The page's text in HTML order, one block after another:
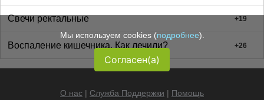
Свечи ректальные +19
Воспаление кишечника. Как лечили? +26
О нас | Служба Поддержки | Помощь
Мы используем cookies (подробнее).
Согласен(а)